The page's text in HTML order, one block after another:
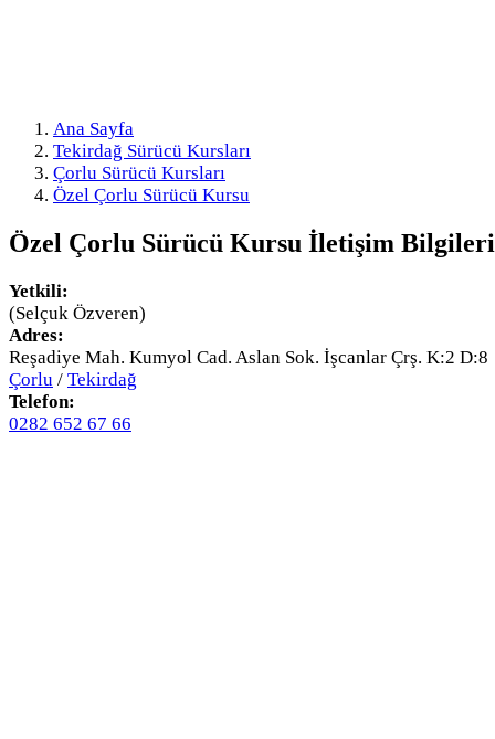
Ana Sayfa
Tekirdağ Sürücü Kursları
Çorlu Sürücü Kursları
Özel Çorlu Sürücü Kursu
Özel Çorlu Sürücü Kursu İletişim Bilgileri
Yetkili:
(Selçuk Özveren)
Adres:
Reşadiye Mah. Kumyol Cad. Aslan Sok. İşcanlar Çrş. K:2 D:8
Çorlu / Tekirdağ
Telefon:
0282 652 67 66